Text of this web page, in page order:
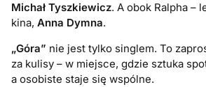
Michał Tyszkiewicz. A obok Ralpha –
kina,Anna Dymna.
„Góra” nie jest tylko singlem. To
za kulisy – w miejsce, gdzie sztuka
a osobiste staje się wspólne.